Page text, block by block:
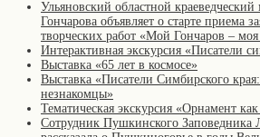
Ульяновский областной
Гончарова объявляет о старте приема
творческих работ «Мой Гончаров – моя
Интерактивная экскурсия «Писатели
Выставка «65 лет в космосе»
Выставка «Писатели Симбирского
незнакомцы»
Тематическая экскурсия «Орнамент
Сотрудник Пушкинского Заповедника